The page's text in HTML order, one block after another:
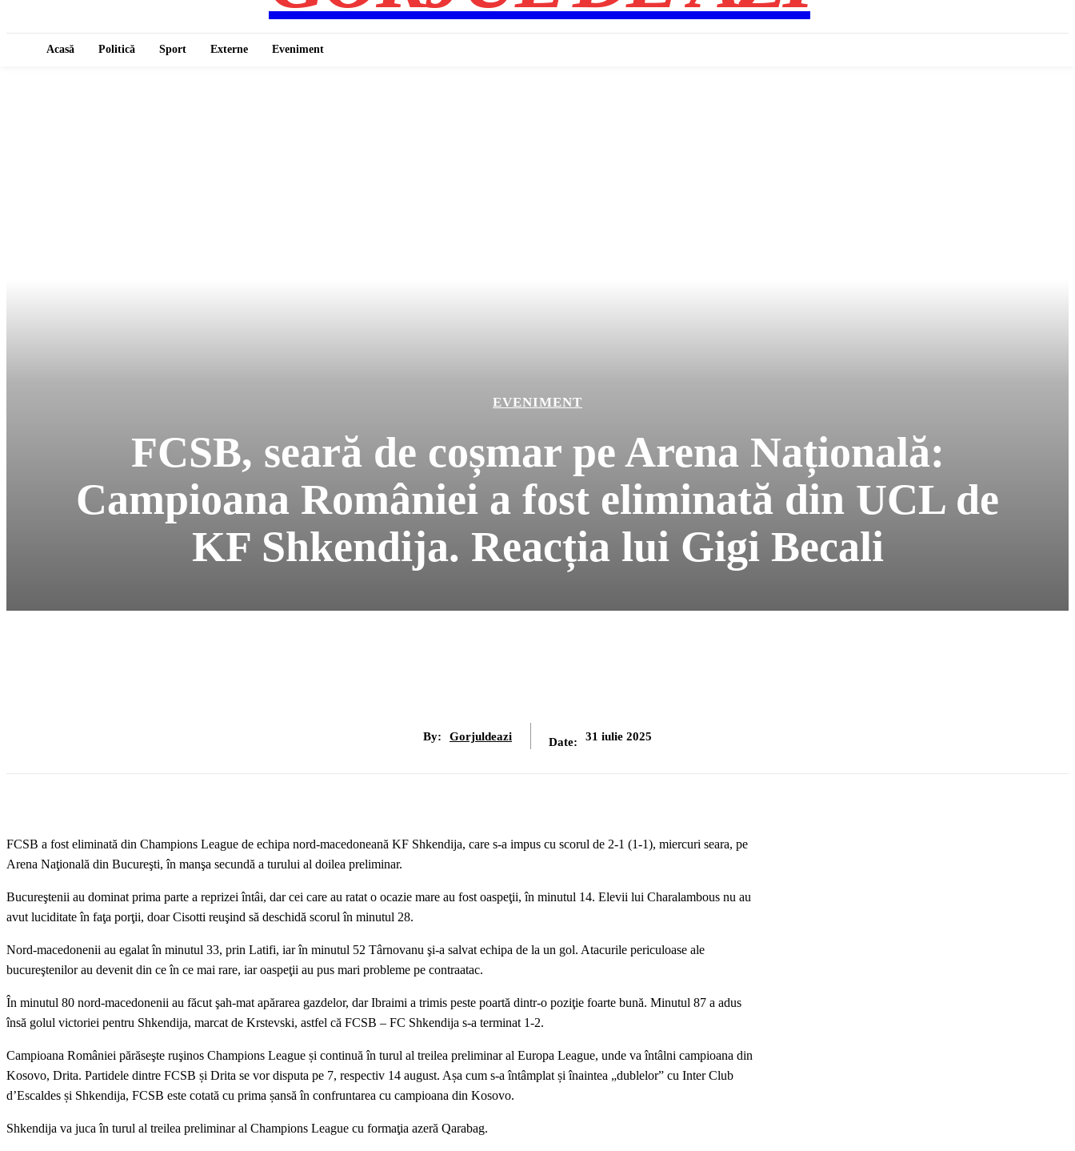
Acasă Politică Sport Externe Eveniment
EVENIMENT
FCSB, seară de coșmar pe Arena Națională:
Campioana României a fost eliminată din UCL de
KF Shkendija. Reacția lui Gigi Becali
By: Gorjuldeazi Date: 31 iulie 2025
FCSB a fost eliminată din Champions League de echipa nord-macedoneană KF Shkendija, care s-a impus cu scorul de 2-1 (1-1), miercuri seara, pe
Arena Naţională din Bucureşti, în manşa secundă a turului al doilea preliminar.
Bucureştenii au dominat prima parte a reprizei întâi, dar cei care au ratat o ocazie mare au fost oaspeţii, în minutul 14. Elevii lui Charalambous nu au
avut luciditate în faţa porţii, doar Cisotti reuşind să deschidă scorul în minutul 28.
Nord-macedonenii au egalat în minutul 33, prin Latifi, iar în minutul 52 Târnovanu şi-a salvat echipa de la un gol. Atacurile periculoase ale
bucureştenilor au devenit din ce în ce mai rare, iar oaspeţii au pus mari probleme pe contraatac.
În minutul 80 nord-macedonenii au făcut şah-mat apărarea gazdelor, dar Ibraimi a trimis peste poartă dintr-o poziţie foarte bună. Minutul 87 a adus
însă golul victoriei pentru Shkendija, marcat de Krstevski, astfel că FCSB – FC Shkendija s-a terminat 1-2.
Campioana României părăseşte ruşinos Champions League și continuă în turul al treilea preliminar al Europa League, unde va întâlni campioana din
Kosovo, Drita. Partidele dintre FCSB și Drita se vor disputa pe 7, respectiv 14 august. Așa cum s-a întâmplat și înaintea „dublelor” cu Inter Club
d’Escaldes și Shkendija, FCSB este cotată cu prima șansă în confruntarea cu campioana din Kosovo.
Shkendija va juca în turul al treilea preliminar al Champions League cu formaţia azeră Qarabag.